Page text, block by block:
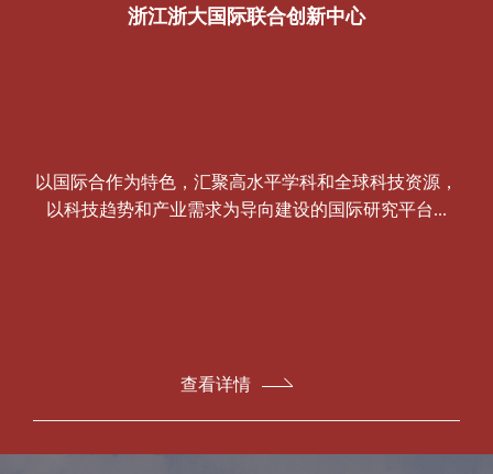
浙江浙大国际联合创新中心
以国际合作为特色，汇聚高水平学科和全球科技资源，
以科技趋势和产业需求为导向建设的国际研究平台...
查看详情